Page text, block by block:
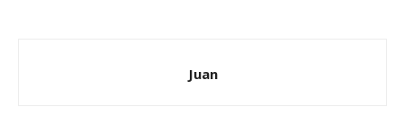
Juan